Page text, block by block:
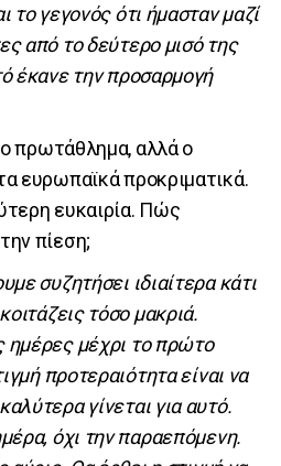
το γεγονός ότι ήμασταν μαζί
από το δεύτερο μισό της
έκανε την προσαρμογή
πρωτάθλημα, αλλά ο
ευρωπαϊκά προκριματικά.
ευκαιρία. Πώς
πίεση;
συζητήσει ιδιαίτερα κάτι
τόσο μακριά.
ημέρες μέχρι το πρώτο
προτεραιότητα είναι να
γίνεται για αυτό.
όχι την παραεπόμενη.